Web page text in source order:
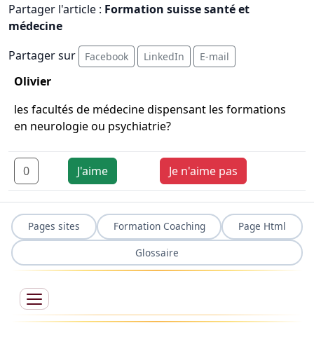
Partager l'article : Formation suisse santé et
médecine
Partager sur
Facebook LinkedIn E-mail
Olivier
les facultés de médecine dispensant les formations
en neurologie ou psychiatrie?
0 J'aime Je n'aime pas
Pages sites Formation Coaching
Page Html
Glossaire